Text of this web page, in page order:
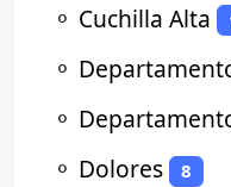
⚬ Cuchilla Alta
⚬
⚬
⚬ Dolores 8